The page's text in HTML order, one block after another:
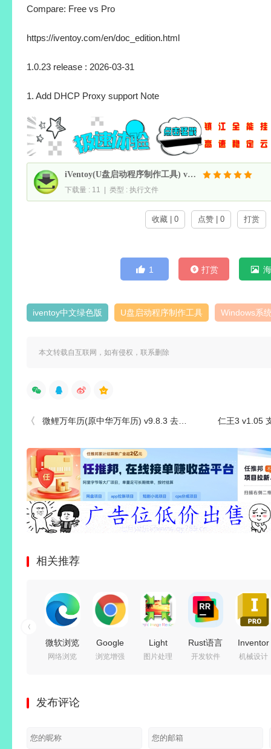
Compare: Free vs Pro
https://iventoy.com/en/doc_edition.html
1.0.23 release : 2026-03-31
1. Add DHCP Proxy support Note
iVentoy(U盘启动程序制作工具) v1.0.30 中文绿色版 - 让你通过网络一键安装上百种操作系统
下载量 : 11 | 类型 : 执行文件
收藏 | 0 点赞 | 0 打赏
1 打赏
iventoy中文绿色版 U盘启动程序制作工具 Windows系
本文转载自互联网，如有侵权，联系删除
微鲤万年历(原中华万年历) v9.8.3 去广告VIP会员解锁版 仁王3 v1.05 支持网络联机豪
相关推荐
微软浏览
器
v151.0.4129.72
版
网络浏览
Google
Chrome(谷
浏览增强
Light
Image
多语便携
图片处理
Rust语言
集成开发
开发软件
Inventor
机械设计
发布评论